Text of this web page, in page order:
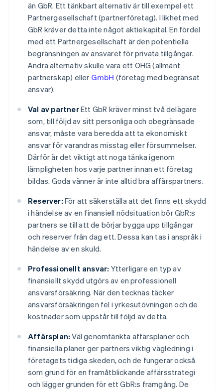
än GbR. Ett tänkbart alternativ är till exempel ett
Partnergesellschaft (partnerföretag). I likhet med
GbR kräver detta inte något aktiekapital. En fördel
med ett Partnergesellschaft är den potentiella
begränsningen av ansvaret för privata tillgångar.
Andra alternativ skulle vara ett OHG (allmänt
partnerskap) eller GmbH (företag med begränsat
ansvar).
Val av partnerEtt GbR kräver minst två delägare
som, till följd av sitt personliga och obegränsade
ansvar, måste vara beredda att ta ekonomiskt
ansvar för varandras misstag eller försummelser.
Därför är det viktigt att noga tänka igenom
lämpligheten hos varje partner innan ett företag
bildas. Goda vänner är inte alltid bra affärspartners.
Reserver: För att säkerställa att det finns ett skydd
i händelse av en finansiell nödsituation bör GbR:s
partners se till att de börjar bygga upp tillgångar
och reserver från dag ett. Dessa kan tas i anspråk i
händelse av en skuld.
Professionellt ansvar: Ytterligare en typ av
finansiellt skydd utgörs av en professionell
ansvarsförsäkring. När den tecknas täcker
ansvarsförsäkringen fel i yrkesutövningen och de
kostnader som uppstår till följd av detta.
Affärsplan: Väl genomtänkta affärsplaner och
finansiella planer ger partners viktig vägledning i
företagets tidiga skeden, och de fungerar också
som grund för en framåtblickande affärsstrategi
och lägger grunden för ett GbR:s framgång. De